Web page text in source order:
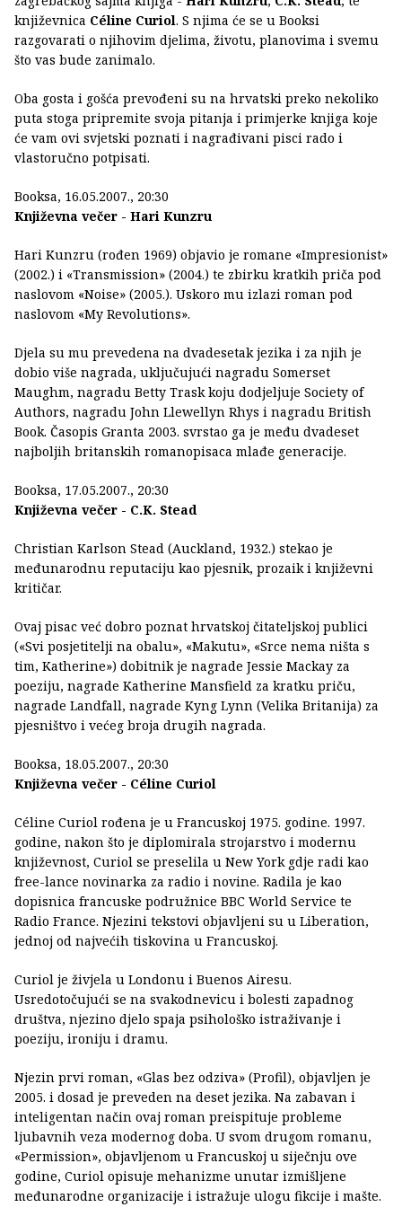
književnica Céline Curiol. S njima će se u Booksi
razgovarati o njihovim djelima, životu, planovima i svemu
što vas bude zanimalo.
Oba gosta i gošća prevođeni su na hrvatski preko nekoliko
puta stoga pripremite svoja pitanja i primjerke knjiga koje
će vam ovi svjetski poznati i nagrađivani pisci rado i
vlastoručno potpisati.
Booksa, 16.05.2007., 20:30
Književna večer - Hari Kunzru
Hari Kunzru (rođen 1969) objavio je romane «Impresionist»
(2002.) i «Transmission» (2004.) te zbirku kratkih priča pod
naslovom «Noise» (2005.). Uskoro mu izlazi roman pod
naslovom «My Revolutions».
Djela su mu prevedena na dvadesetak jezika i za njih je
dobio više nagrada, uključujući nagradu Somerset
Maughm, nagradu Betty Trask koju dodjeljuje Society of
Authors, nagradu John Llewellyn Rhys i nagradu British
Book. Časopis Granta 2003. svrstao ga je među dvadeset
najboljih britanskih romanopisaca mlađe generacije.
Booksa, 17.05.2007., 20:30
Književna večer - C.K. Stead
Christian Karlson Stead (Auckland, 1932.) stekao je
međunarodnu reputaciju kao pjesnik, prozaik i književni
kritičar.
Ovaj pisac već dobro poznat hrvatskoj čitateljskoj publici
(«Svi posjetitelji na obalu», «Makutu», «Srce nema ništa s
tim, Katherine») dobitnik je nagrade Jessie Mackay za
poeziju, nagrade Katherine Mansfield za kratku priču,
nagrade Landfall, nagrade Kyng Lynn (Velika Britanija) za
pjesništvo i većeg broja drugih nagrada.
Booksa, 18.05.2007., 20:30
Književna večer - Céline Curiol
Céline Curiol rođena je u Francuskoj 1975. godine. 1997.
godine, nakon što je diplomirala strojarstvo i modernu
književnost, Curiol se preselila u New York gdje radi kao
free-lance novinarka za radio i novine. Radila je kao
dopisnica francuske podružnice BBC World Service te
Radio France. Njezini tekstovi objavljeni su u Liberation,
jednoj od najvećih tiskovina u Francuskoj.
Curiol je živjela u Londonu i Buenos Airesu.
Usredotočujući se na svakodnevicu i bolesti zapadnog
društva, njezino djelo spaja psihološko istraživanje i
poeziju, ironiju i dramu.
Njezin prvi roman, «Glas bez odziva» (Profil), objavljen je
2005. i dosad je preveden na deset jezika. Na zabavan i
inteligentan način ovaj roman preispituje probleme
ljubavnih veza modernog doba. U svom drugom romanu,
«Permission», objavljenom u Francuskoj u siječnju ove
godine, Curiol opisuje mehanizme unutar izmišljene
međunarodne organizacije i istražuje ulogu fikcije i mašte.